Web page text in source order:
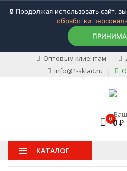
🔒 Продолжая использовать сайт,
обработки
Оптовым клиентам
info@1-sklad.ru
00₽
КАТАЛОГ